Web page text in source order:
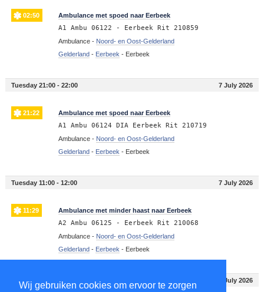
Wij gebruiken cookies om ervoor te zorgen
02:50 Ambulance met spoed naar Eerbeek
A1 Ambu 06122 - Eerbeek Rit 210859
Ambulance - Noord- en Oost-Gelderland
Gelderland- Eerbeek - Eerbeek
Tuesday 21:00 - 22:00 7 July 2026
21:22 Ambulance met spoed naar Eerbeek
A1 Ambu 06124 DIA Eerbeek Rit 210719
Ambulance - Noord- en Oost-Gelderland
Gelderland- Eerbeek - Eerbeek
Tuesday 11:00 - 12:00 7 July 2026
11:29 Ambulance met minder haast naar Eerbeek
A2 Ambu 06125 - Eerbeek Rit 210068
Ambulance - Noord- en Oost-Gelderland
Gelderland- Eerbeek - Eerbeek
Tuesday 10:00 - 11:00 7 July 2026